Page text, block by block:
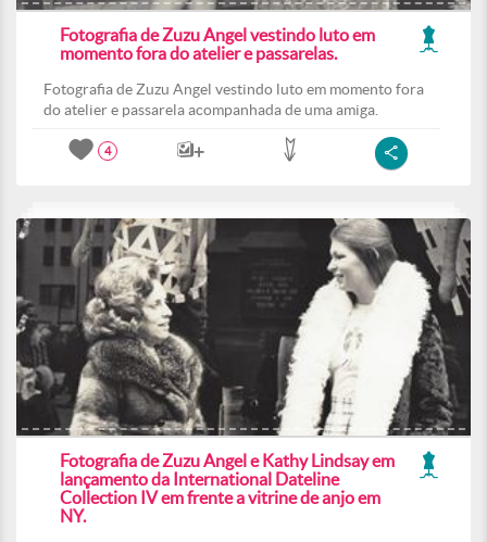
Fotografia de Zuzu Angel vestindo luto em
momento fora do atelier e passarelas.
Fotografia de Zuzu Angel vestindo luto em momento fora
do atelier e passarela acompanhada de uma amiga.
4
Fotografia de Zuzu Angel e Kathy Lindsay em
lançamento da International Dateline
Collection IV em frente a vitrine de anjo em
NY.